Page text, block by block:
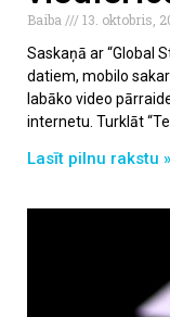
Baiba
13. oktobris,
Saskaņā ar “Global
datiem, mobilo
labāko video
internetu. Turklāt
Lasīt pilnu rakstu »